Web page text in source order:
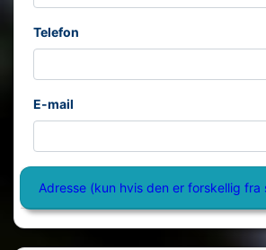
Telefon
E-mail
Adresse (kun hvis den er forskellig fra